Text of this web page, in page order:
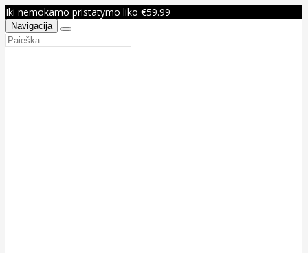
Iki nemokamo pristatymo liko €59.99
Navigacija